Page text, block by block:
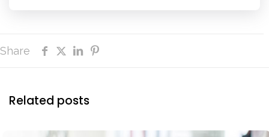
Share
Related posts